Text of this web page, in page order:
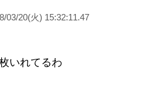
03/20(火) 15:32:11.47
いれてるわ